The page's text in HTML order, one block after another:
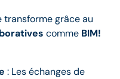
transforme grâce au
comme BIM!
: Les échanges de